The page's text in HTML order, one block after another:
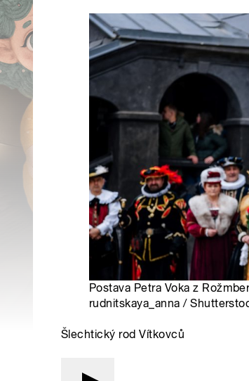
Postava Petra Voka z
rudnitskaya_anna /
Šlechtický rod Vítkovců